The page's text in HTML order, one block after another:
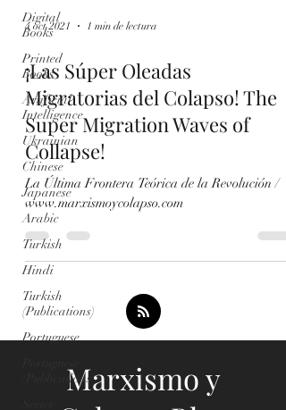
Digital
Books
Printed
Books
Artificial
Intelligence
Ukrainian
Chinese
Japanese
Arabic
Turkish
Hindi
Turkish
(Publications)
Portuguese
(Publications)
4 oct 2021 1 min de lectura
¡Las Súper Oleadas
Migratorias del Colapso! The
Super Migration Waves of
Collapse!
La Última Frontera Teórica de la Revolución /
www.marxismoycolapso.com
Marxismo y